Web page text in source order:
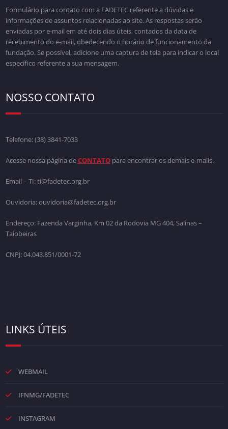
Formulário para contato com a FADETEC referente a dúvidas e
informações de assuntos relacionadas ao site. As respostas serão
enviadas por e-mail em até dois dias úteis, contados da data de
recebimento do e-mail, obedecendo o horário de funcionamento da
fundação. Se possível, adicione uma captura de tela para indicar o local
específico referente a sua mensagem.
NOSSO CONTATO
Telefone:(38) 3841-7033
Acesse nossa página deCONTATO para encontrar os demais e-mails.
Email – TI: ti@fadetec.org.br
Ouvidoria: ouvidoria@fadetec.org.br
Endereço: Fazenda Varginha, Km 02 da Rodovia MG 404, Salinas –
Taiobeiras
CNPJ: 04.043.851/0001-72
LINKS ÚTEIS
WEBMAIL
IFNMG/FADETEC
INSTAGRAM